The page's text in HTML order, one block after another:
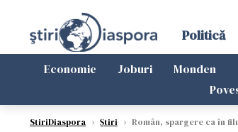
Politică
Economie Joburi Monden
StiriDiaspora › Știri › Român, spargere ca în